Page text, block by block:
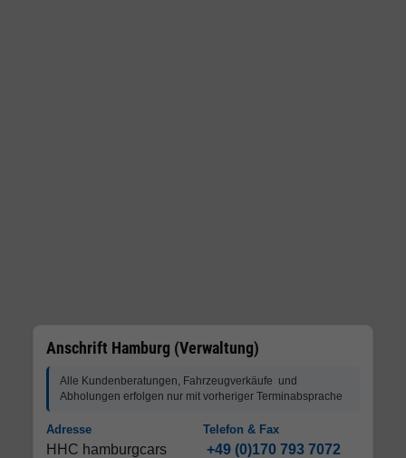
Anschrift Hamburg (Verwaltung)
Alle Kundenberatungen, Fahrzeugverkäufe und
Abholungen erfolgen nur mit vorheriger Terminabsprache
Adresse
HHC hamburgcars
Telefon & Fax
+49 (0)170 793 7072